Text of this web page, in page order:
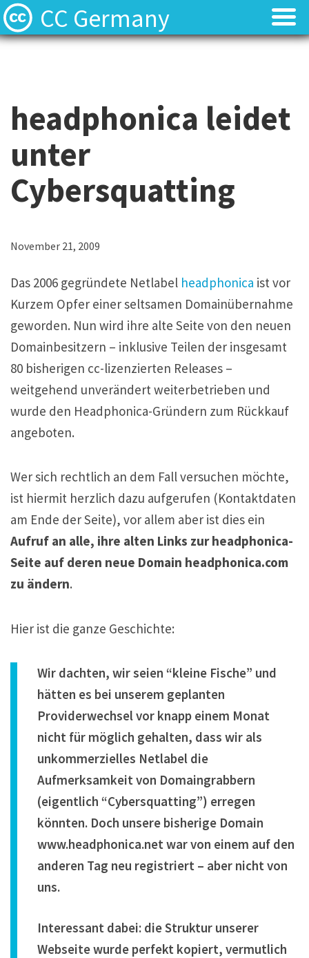
CC Germany
FAQ
⬈ Urteilsdatenbank
FAQ
⬈ Urteilsdatenbank
headphonica leidet
unter
Cybersquatting
November 21, 2009
Das 2006 gegründete Netlabel headphonica ist vor
Kurzem Opfer einer seltsamen Domainübernahme
geworden. Nun wird ihre alte Seite von den neuen
Domainbesitzern – inklusive Teilen der insgesamt
80 bisherigen cc-lizenzierten Releases –
weitgehend unverändert weiterbetrieben und
wurde den Headphonica-Gründern zum Rückkauf
angeboten.
Wer sich rechtlich an dem Fall versuchen möchte,
ist hiermit herzlich dazu aufgerufen (Kontaktdaten
am Ende der Seite), vor allem aber ist dies ein
Aufruf an alle, ihre alten Links zur headphonica-
Seite auf deren neue Domain headphonica.com
zu ändern.
Hier ist die ganze Geschichte:
Wir dachten, wir seien “kleine Fische” und
hätten es bei unserem geplanten
Providerwechsel vor knapp einem Monat
nicht für möglich gehalten, dass wir als
unkommerzielles Netlabel die
Aufmerksamkeit von Domaingrabbern
(eigentlich “Cybersquatting”) erregen
könnten. Doch unsere bisherige Domain
www.headphonica.net war von einem auf den
anderen Tag neu registriert – aber nicht von
uns.
Interessant dabei: die Struktur unserer
Webseite wurde perfekt kopiert, vermutlich